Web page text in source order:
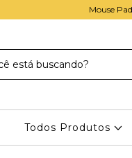
Mouse
Todos Produtos